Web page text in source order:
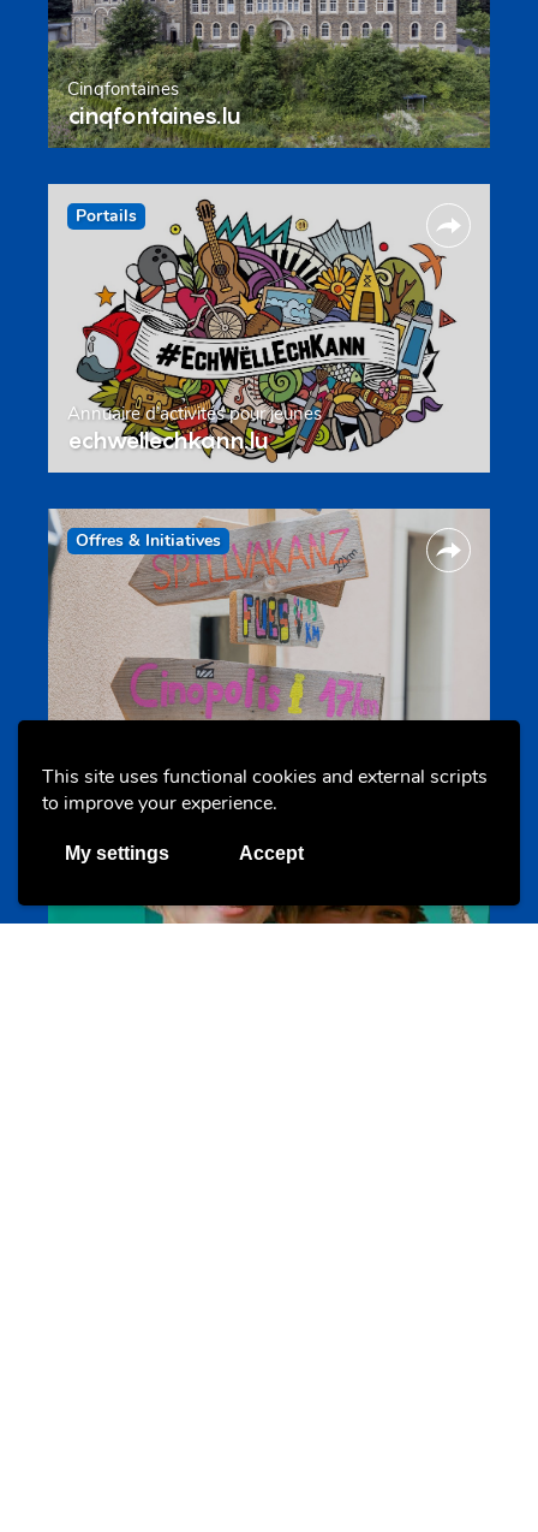
This site uses functional cookies and external scripts
to improve your experience.
My settings Accept
Cinqfontaines
cinqfontaines.lu
Portails
Annuaire d’activités pour jeunes
echwellechkann.lu
Offres & Initiatives
colonies.lu
Evenements